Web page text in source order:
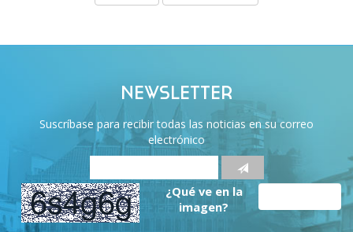
NEWSLETTER
Suscríbase para recibir todas las noticias en su correo
electrónico
¿Qué ve en la
imagen?